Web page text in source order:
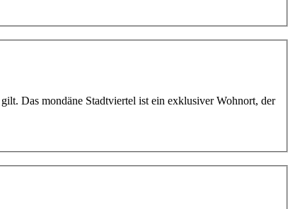
Das mondäne Stadtviertel ist ein exklusiver Wohnort, der